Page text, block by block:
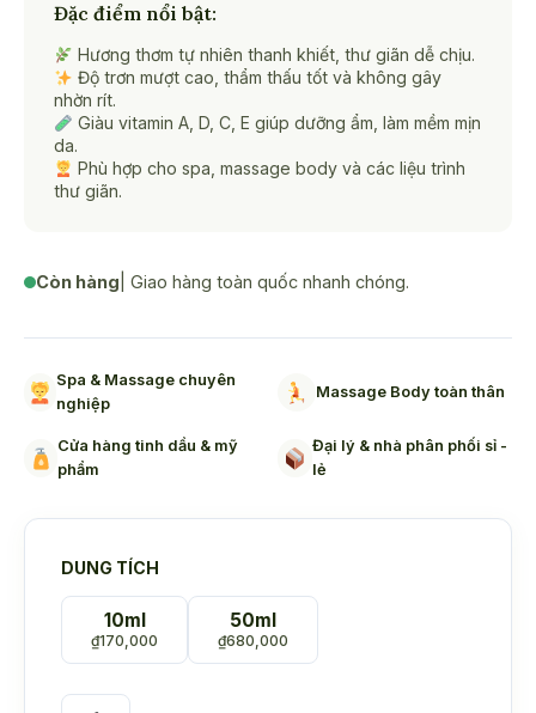
Đặc điểm nổi bật:
Hương thơm tự nhiên thanh khiết, thư giãn dễ chịu.
Độ trơn mượt cao, thẩm thấu tốt và không gây
nhờn rít.
Giàu vitamin A, D, C, E giúp dưỡng ẩm, làm mềm mịn
da.
Phù hợp cho spa, massage body và các liệu trình
thư giãn.
Còn hàng | Giao hàng toàn quốc nhanh chóng.
Spa & Massage chuyên
nghiệp
Massage Body toàn thân
Cửa hàng tinh dầu & mỹ
phẩm
Đại lý & nhà phân phối sỉ -
lẻ
DUNG TÍCH
10ml
₫170,000
50ml
₫680,000
Tinh